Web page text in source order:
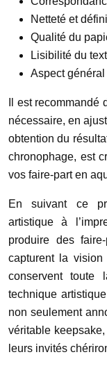
Netteté et
Qualité du
Lisibilité du
Aspect général
Il est recommandé
nécessaire, en
obtention du
chronophage, est
vos faire-part en
En suivant ce
artistique à
produire des
capturent la
conservent
technique
non seulement
véritable
leurs invités